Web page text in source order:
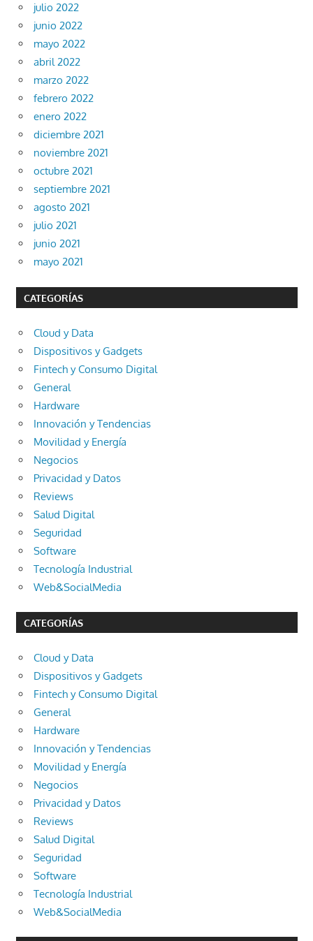
julio 2022
junio 2022
mayo 2022
abril 2022
marzo 2022
febrero 2022
enero 2022
diciembre 2021
noviembre 2021
octubre 2021
septiembre 2021
agosto 2021
julio 2021
junio 2021
mayo 2021
CATEGORÍAS
Cloud y Data
Dispositivos y Gadgets
Fintech y Consumo Digital
General
Hardware
Innovación y Tendencias
Movilidad y Energía
Negocios
Privacidad y Datos
Reviews
Salud Digital
Seguridad
Software
Tecnología Industrial
Web&SocialMedia
CATEGORÍAS
Cloud y Data
Dispositivos y Gadgets
Fintech y Consumo Digital
General
Hardware
Innovación y Tendencias
Movilidad y Energía
Negocios
Privacidad y Datos
Reviews
Salud Digital
Seguridad
Software
Tecnología Industrial
Web&SocialMedia